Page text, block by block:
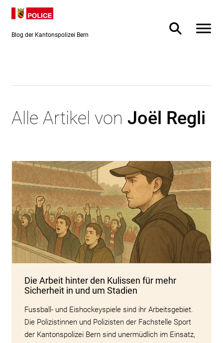
Direkt
zum
Inhalt
Direkt
SucheBlog der Kantonspolizei Bern
Alle Artikel von Joël Regli
Die Arbeit hinter den Kulissen für mehr
Sicherheit in und um Stadien
Fussball- und Eishockeyspiele sind ihr Arbeitsgebiet.
Die Polizistinnen und Polizisten der Fachstelle Sport
der Kantonspolizei Bern sind unermüdlich im Einsatz,